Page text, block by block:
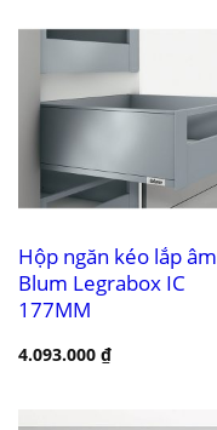
Hộp ngăn kéo lắp âm
Blum Legrabox IC
177MM
4.093.000 ₫